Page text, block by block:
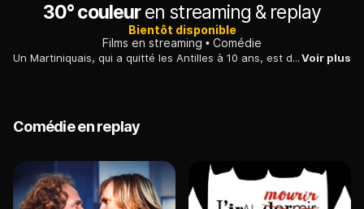
30° couleuren streaming & replay
Bientôt disponible
Films en streaming
Comédie
Un Martiniquais, qui a quitté les Antilles à 10 ans, est devenu historien. A 40 ans, alors que sa mère va mourir, il revient sur l'île. C'est un choc culturel.Voir plus
Comédie en replay